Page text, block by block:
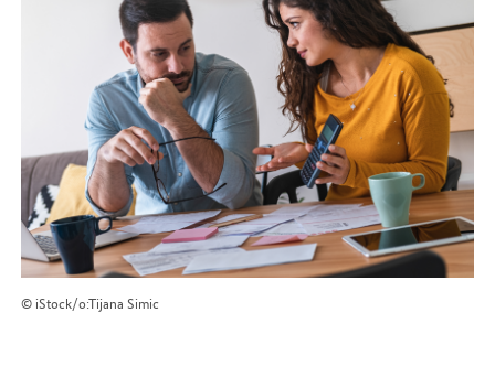
© iStock/o:Tijana Simic